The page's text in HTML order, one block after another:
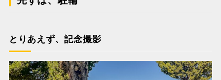
とりあえず、記念撮影